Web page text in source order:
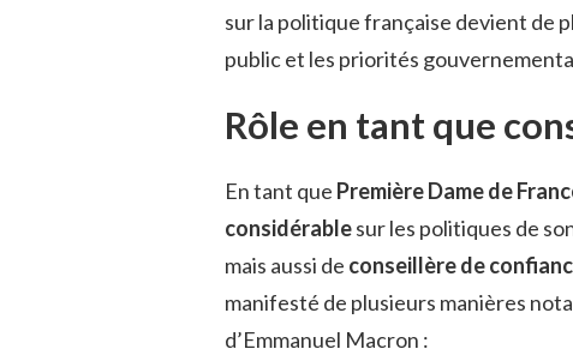
sur la politique française devient de
public et les priorités
Rôle en tant que
En tant que Première Dame de
considérablesur les politiques de
mais aussi de conseillère de
manifesté de plusieurs manières
d’Emmanuel Macron :